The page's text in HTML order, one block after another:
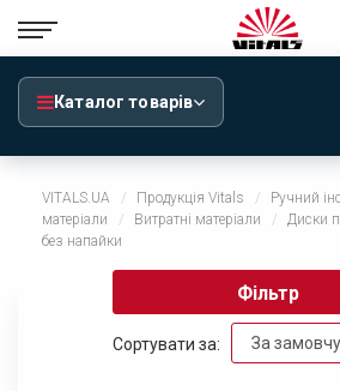
Каталог товарів
VITALS.UA Продукція Vitals
Ручний
матеріали
Витратні матеріали Диски
без напайки
Фільтр
Сортувати за: